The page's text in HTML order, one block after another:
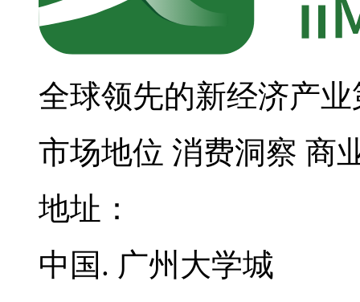
全球领先的新经济产
市场地位 消费洞察 商
地址：
中国. 广州大学城